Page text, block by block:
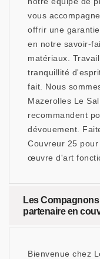
vous
offrir une
en notre savoir-
matériaux.
tranquillité
fait. Nous
Mazerolles Le
recommandent
dévouement.
Couvreur 25
œuvre d'art
Les
partenaire en
Bienvenue chez